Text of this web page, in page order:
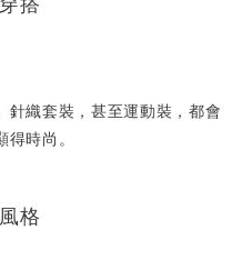
搭
針織套裝，甚至運動裝，都會
得時尚。
格